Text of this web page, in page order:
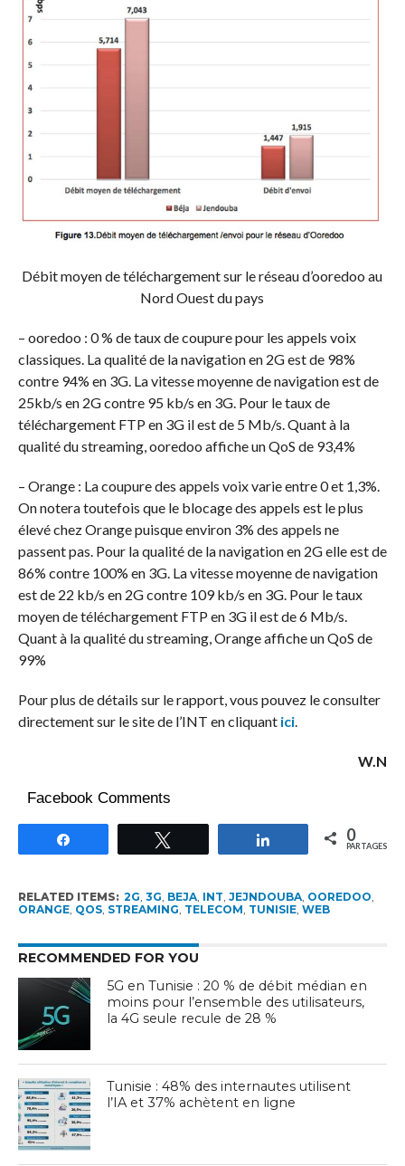
Débit moyen de téléchargement sur le réseau d’ooredoo au
Nord Ouest du pays
– ooredoo : 0 % de taux de coupure pour les appels voix
classiques. La qualité de la navigation en 2G est de 98%
contre 94% en 3G. La vitesse moyenne de navigation est de
25kb/s en 2G contre 95 kb/s en 3G. Pour le taux de
téléchargement FTP en 3G il est de 5 Mb/s. Quant à la
qualité du streaming, ooredoo affiche un QoS de 93,4%
– Orange : La coupure des appels voix varie entre 0 et 1,3%.
On notera toutefois que le blocage des appels est le plus
élevé chez Orange puisque environ 3% des appels ne
passent pas. Pour la qualité de la navigation en 2G elle est de
86% contre 100% en 3G. La vitesse moyenne de navigation
est de 22 kb/s en 2G contre 109 kb/s en 3G. Pour le taux
moyen de téléchargement FTP en 3G il est de 6 Mb/s.
Quant à la qualité du streaming, Orange affiche un QoS de
99%
Pour plus de détails sur le rapport, vous pouvez le consulter
directement sur le site de l’INT en cliquant ici.
W.N
Facebook Comments
Partagez 0
PARTAGES
RELATED ITEMS: 2G 3G BEJA, INT JEJNDOUBA, OOREDOO
ORANGE, QOS, STREAMING TELECOM TUNISIE, WEB
RECOMMENDED FOR YOU
5G en Tunisie : 20 % de débit médian en
moins pour l’ensemble des utilisateurs,
la 4G seule recule de 28 %
Tunisie : 48% des internautes utilisent
l’IA et 37% achètent en ligne